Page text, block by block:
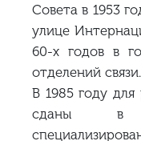
Совета в 1953
улице
60-х годов в
отделений связи.
В 1985 году для
сданы в